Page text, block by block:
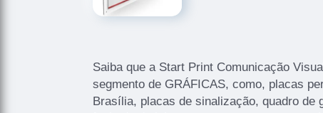
Saiba que a Start Print Comunicação
segmento de GRÁFICAS, como, placas
Brasília, placas de sinalização, quadro de